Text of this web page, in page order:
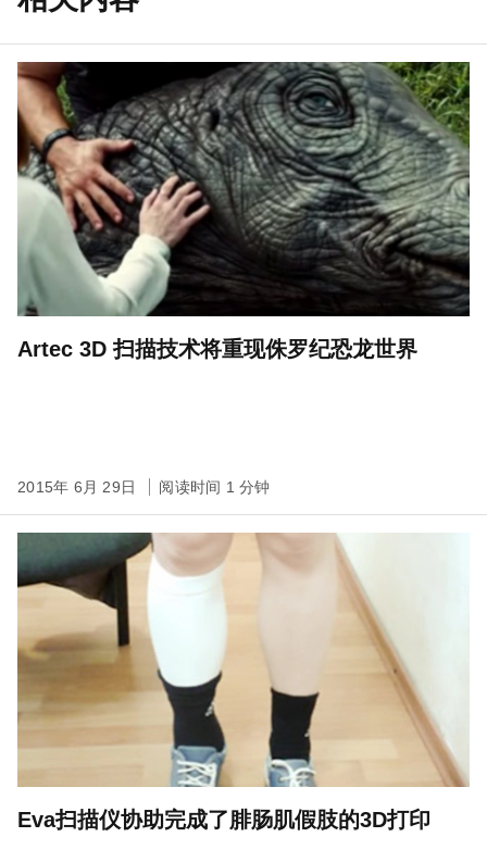
Artec 3D 扫描技术将重现侏罗纪恐龙世界
2015年 6月 29日 阅读时间 1 分钟
Eva扫描仪协助完成了腓肠肌假肢的3D打印